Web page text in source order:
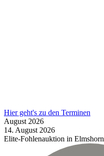
Hier geht's zu den Terminen
August 2026
14. August 2026
Elite-Fohlenauktion in Elmshorn